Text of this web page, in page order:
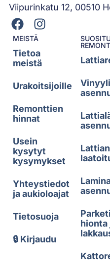
Viipurinkatu 12, 00510
MEISTÄ
Tietoa
meistä
Urakoitsijoille
Remonttien
hinnat
Usein
kysytyt
kysymykset
Yhteystiedot
ja aukioloajat
Tietosuoja
🔒 Kirjaudu
Lattian
hionta